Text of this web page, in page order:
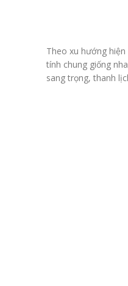
Theo xu hướng
tính chung giống
sang trọng, thanh